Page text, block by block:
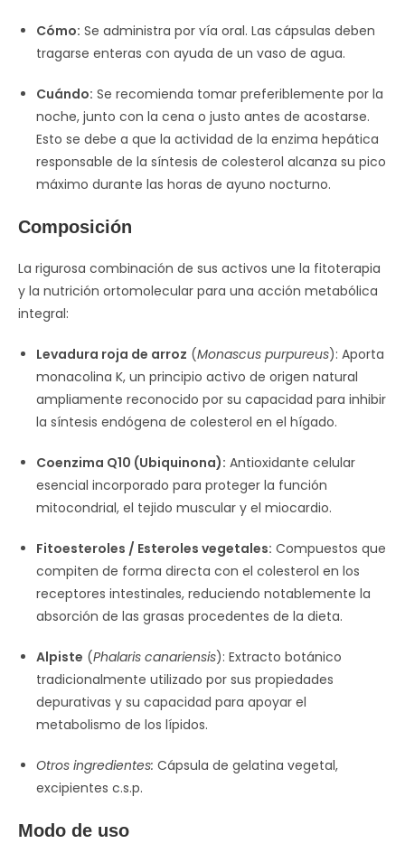
Cómo: Se administra por vía oral. Las cápsulas deben
tragarse enteras con ayuda de un vaso de agua.
Cuándo: Se recomienda tomar preferiblemente por la
noche, junto con la cena o justo antes de acostarse.
Esto se debe a que la actividad de la enzima hepática
responsable de la síntesis de colesterol alcanza su pico
máximo durante las horas de ayuno nocturno.
Composición
La rigurosa combinación de sus activos une la fitoterapia
y la nutrición ortomolecular para una acción metabólica
integral:
Levadura roja de arroz (Monascus purpureus): Aporta
monacolina K, un principio activo de origen natural
ampliamente reconocido por su capacidad para inhibir
la síntesis endógena de colesterol en el hígado.
Coenzima Q10 (Ubiquinona): Antioxidante celular
esencial incorporado para proteger la función
mitocondrial, el tejido muscular y el miocardio.
Fitoesteroles / Esteroles vegetales: Compuestos que
compiten de forma directa con el colesterol en los
receptores intestinales, reduciendo notablemente la
absorción de las grasas procedentes de la dieta.
Alpiste (Phalaris canariensis): Extracto botánico
tradicionalmente utilizado por sus propiedades
depurativas y su capacidad para apoyar el
metabolismo de los lípidos.
Otros ingredientes: Cápsula de gelatina vegetal,
excipientes c.s.p.
Modo de uso